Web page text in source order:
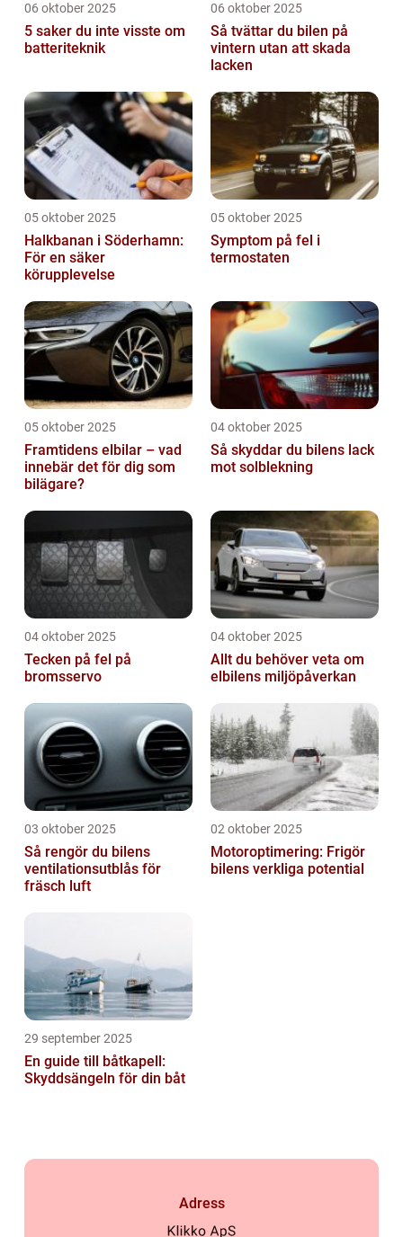
06 oktober 2025
5 saker du inte visste om
batteriteknik
06 oktober 2025
Så tvättar du bilen på
vintern utan att skada
lacken
05 oktober 2025
Halkbanan i Söderhamn:
För en säker
körupplevelse
05 oktober 2025
Symptom på fel i
termostaten
05 oktober 2025
Framtidens elbilar – vad
innebär det för dig som
bilägare?
04 oktober 2025
Så skyddar du bilens lack
mot solblekning
04 oktober 2025
Tecken på fel på
bromsservo
04 oktober 2025
Allt du behöver veta om
elbilens miljöpåverkan
03 oktober 2025
Så rengör du bilens
ventilationsutblås för
fräsch luft
02 oktober 2025
Motoroptimering: Frigör
bilens verkliga potential
29 september 2025
En guide till båtkapell:
Skyddsängeln för din båt
Adress